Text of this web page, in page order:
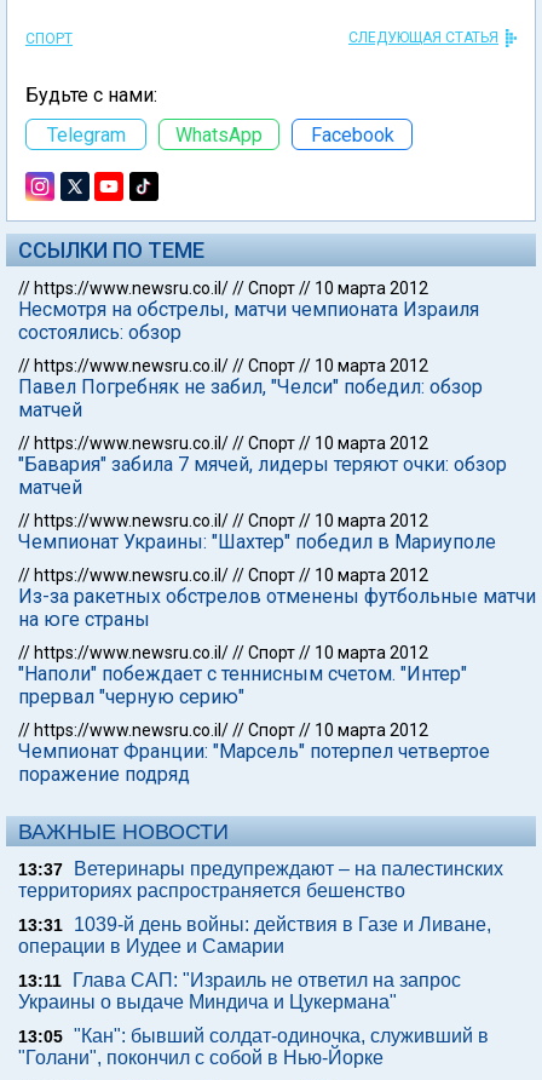
СПОРТ СЛЕДУЮЩАЯ СТАТЬЯ
Будьте с нами:
Telegram
WhatsApp Facebook
ССЫЛКИ ПО ТЕМЕ
// https://www.newsru.co.il///Спорт// 10 марта 2012
Несмотря на обстрелы, матчи чемпионата Израиля
состоялись: обзор
// https://www.newsru.co.il///Спорт// 10 марта 2012
Павел Погребняк не забил, "Челси" победил: обзор
матчей
// https://www.newsru.co.il///Спорт// 10 марта 2012
"Бавария" забила 7 мячей, лидеры теряют очки: обзор
матчей
// https://www.newsru.co.il///Спорт// 10 марта 2012
Чемпионат Украины: "Шахтер" победил в Мариуполе
// https://www.newsru.co.il///Спорт// 10 марта 2012
Из-за ракетных обстрелов отменены футбольные матчи
на юге страны
// https://www.newsru.co.il///Спорт// 10 марта 2012
"Наполи" побеждает с теннисным счетом. "Интер"
прервал "черную серию"
// https://www.newsru.co.il///Спорт// 10 марта 2012
Чемпионат Франции: "Марсель" потерпел четвертое
поражение подряд
ВАЖНЫЕ НОВОСТИ
13:37
Ветеринары предупреждают – на палестинских
территориях распространяется бешенство
13:31
1039-й день войны: действия в Газе и Ливане,
операции в Иудее и Самарии
13:11
Глава САП: "Израиль не ответил на запрос
Украины о выдаче Миндича и Цукермана"
13:05 "Кан": бывший солдат-одиночка, служивший в
"Голани", покончил с собой в Нью-Йорке